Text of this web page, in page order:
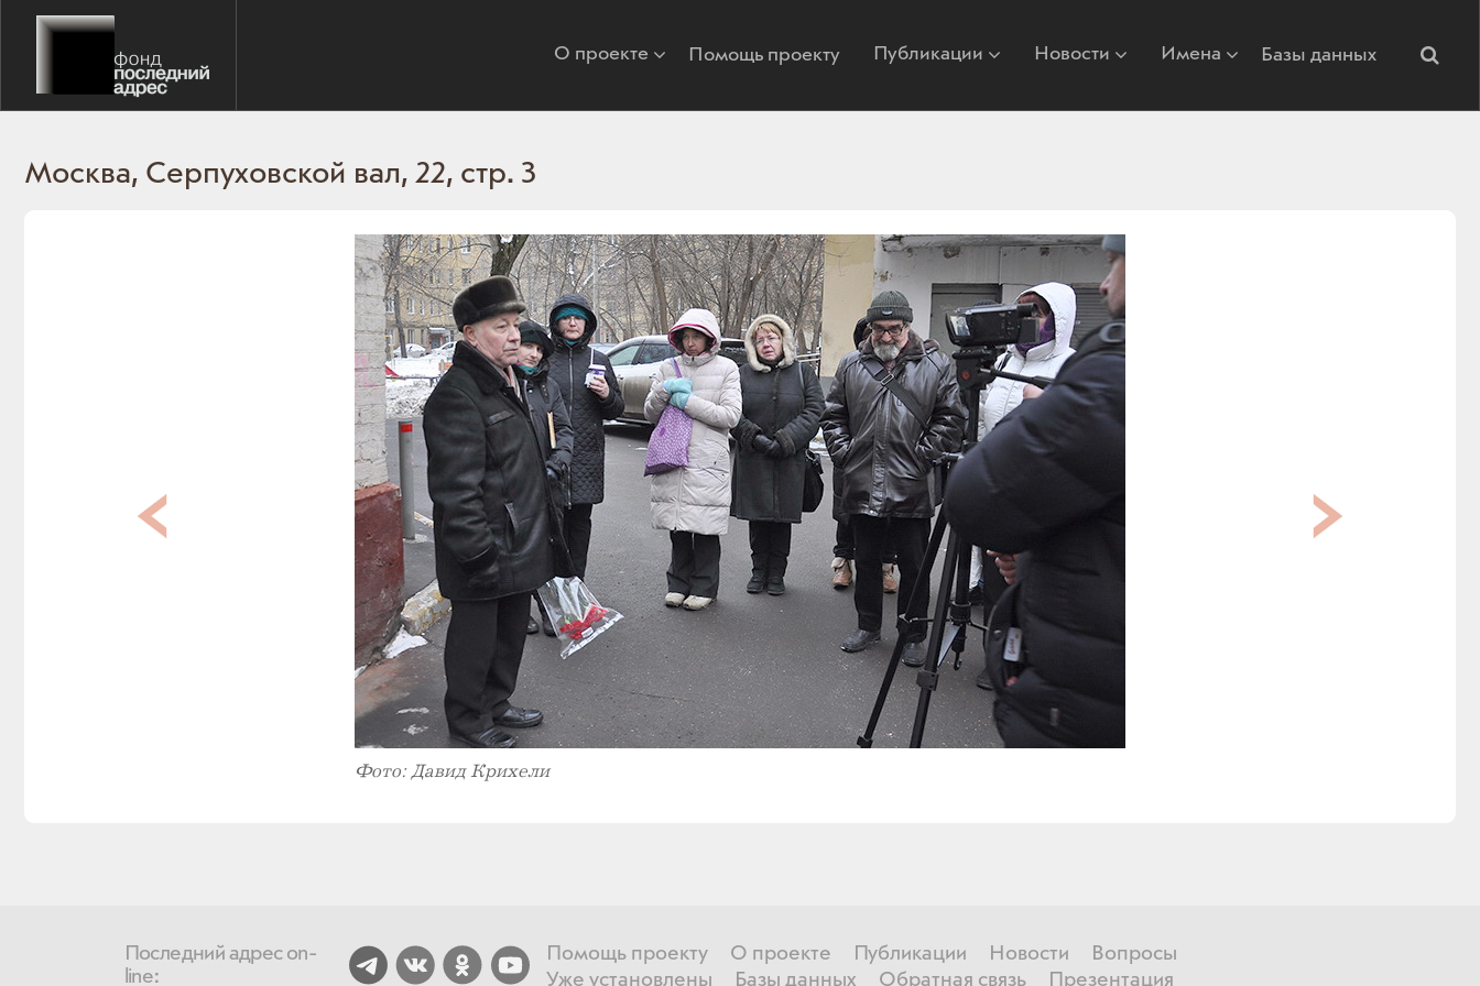
О проекте Помощь проекту Публикации Новости Имена Базы данных
Москва, Серпуховской вал, 22, стр. 3
Фото: Давид Крихели
Последний адрес on-
line:
Помощь проекту О проекте Публикации Новости
Вопросы
Уже установлены
Базы данных Обратная связь Презентация